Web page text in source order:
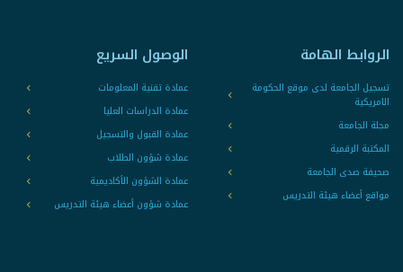
الروابط الهامة
تسجيل الجامعة لدى موقع الحكومة
الامريكية
مجلة الجامعة
المكتبة الرقمية
صحيفة صدى الجامعة
مواقع أعضاء هيئة التدريس
الوصول السريع
عمادة تقنية المعلومات
عمادة الدراسات العليا
عمادة القبول والتسجيل
عمادة شؤون الطلاب
عمادة الشؤون الأكاديمية
عمادة شؤون أعضاء هيئة التدريس